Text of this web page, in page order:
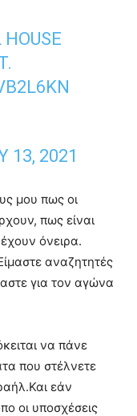
HOUSE
13, 2021
μου πως οι
πως είναι
όνειρα.
αναζητητές
για τον αγώνα
να πάνε
που στέλνετε
εάν
οι υποσχέσεις